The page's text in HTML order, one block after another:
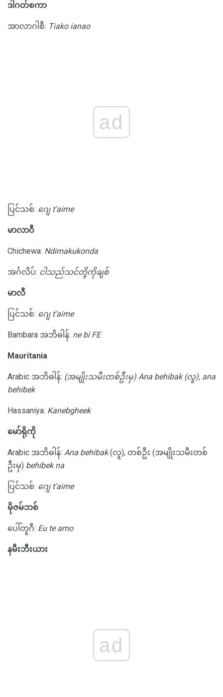
ဒါဂတ်စကာ
အာလာဂါစီ: Tiako ianao
ad
ပြင်သစ်: ဂျေ t'aime
မာလာဝီ
Chichewa: Ndimakukonda
အင်္ဂလိပ်: ငါသည်သင်တို့ကိုချစ်
မာလီ
ပြင်သစ်: ဂျေ t'aime
Bambara အဘိဓါန်: ne bi FE
Mauritania
Arabic အဘိဓါန်: (အမျိုးသမီးတစ်ဦးမှ) Ana behibak (လူ), ana
behibek
Hassaniya: Kanebgheek
မော်ရိုကို
Arabic အဘိဓါန်: Ana behibak(လူ), တစ်ဦး (အမျိုးသမီးတစ်
ဦးမှ) behibek na
ပြင်သစ်: ဂျေ t'aime
မိုဇမ်ဘစ်
ပေါ်တူဂီ: Eu te amo
နမီးဘီးယား
ad